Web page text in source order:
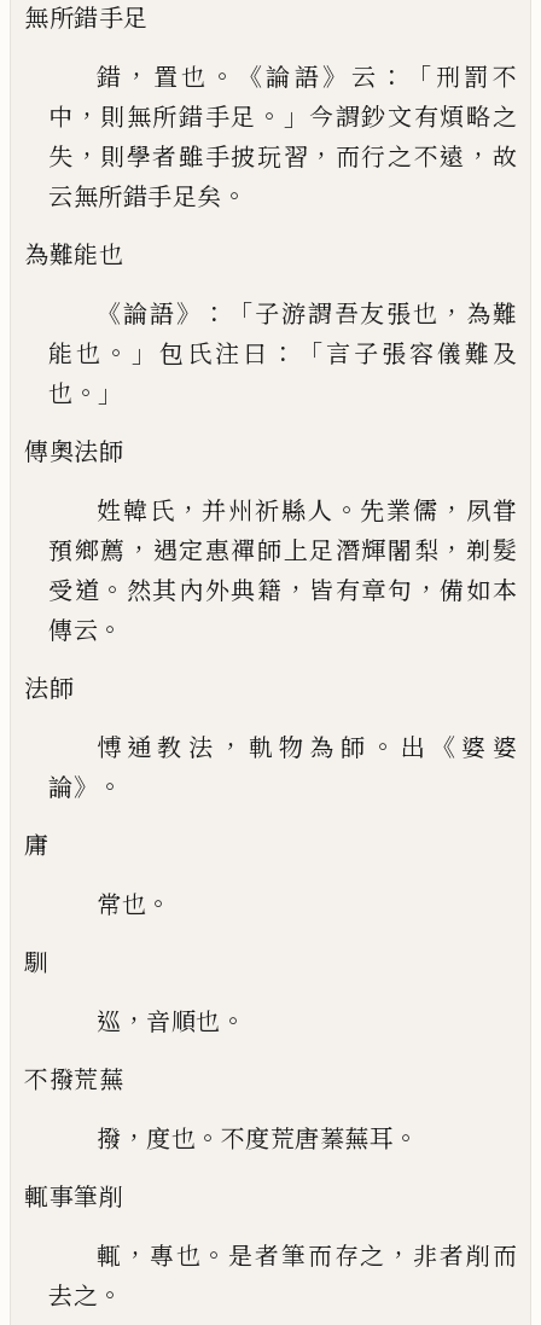
無所錯手足
錯 ， 置也 。《論語》 云 ：「刑罰不
中 ， 則無所錯手足 。」 今謂鈔文有煩略之
失 ， 則學者雖手披玩習 ， 而行之不遠 ， 故
云無所錯手足矣 。
為難能也
《論語》：「子游謂吾友張也 ， 為難
能也 。」 包氏注曰 ：「言子張容儀難及
也 。」
傳奧法師
姓韓氏 ， 并州祈縣人 。 先業儒 ， 夙甞
預鄉薦 ， 遇定惠禪師上足潛輝闍梨 ， 剃髮
受道 。 然其內外典籍 ， 皆有章句 ，備如本
傳云 。
法師
愽通教法 ， 軌物為師 。 出 《 婆婆
論》。
庸
常也 。
馴
巡 ， 音順也 。
不撥荒蕪
撥 ， 度也 。 不度荒唐蓁蕪耳 。
輒事筆削
輒 ， 專也 。 是者筆而存之 ， 非者削而
去之 。